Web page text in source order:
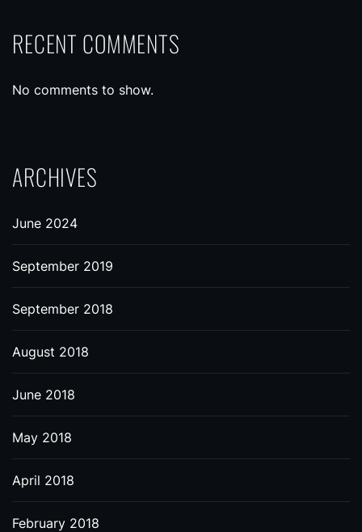
RECENT COMMENTS
No comments to show.
ARCHIVES
June 2024
September 2019
September 2018
August 2018
June 2018
May 2018
April 2018
February 2018